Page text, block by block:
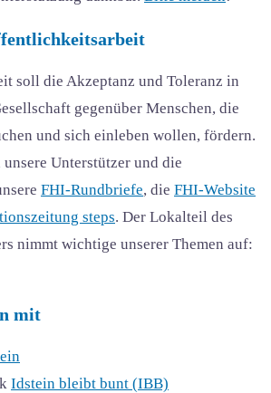
soll die Akzeptanz und Toleranz in
gegenüber Menschen, die
und sich einleben wollen, fördern.
Unterstützer und die
FHI-Rundbriefe, die FHI-Website
steps. Der Lokalteil des
nimmt wichtige unserer Themen auf:
mit
Idstein bleibt bunt (IBB)